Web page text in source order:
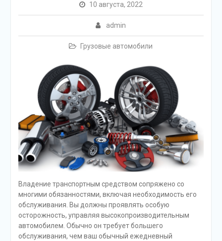
10 августа, 2022
admin
Грузовые автомобили
Владение транспортным средством сопряжено со
многими обязанностями, включая необходимость его
обслуживания. Вы должны проявлять особую
осторожность, управляя высокопроизводительным
автомобилем. Обычно он требует большего
обслуживания, чем ваш обычный ежедневный